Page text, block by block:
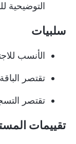
التوضيحية
سلبيات
الأنسب
تقتصر الباقة
تقتصر
تقييمات